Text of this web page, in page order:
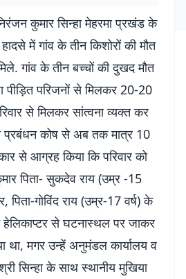
कुमार सिन्हा मेहरमा प्रखंड के
में गांव के तीन किशोरों की मौत
गांव के तीन बच्चों की दुखद मौत
पीड़ित परिजनों से मिलकर 20-20
से मिलकर सांत्वना व्यक्त कर
प्रबंधन कोष से अब तक मात्र 10
से आग्रह किया कि परिवार को
पिता- सुकदेव राय (उम्र -15
पिता-गोविंद राय (उम्र-17 वर्ष) के
हेलिकाप्टर से घटनास्थल पर जाकर
था, मगर उन्हें अनुमंडल कार्यालय व
सिन्हा के साथ स्थानीय मुखिया